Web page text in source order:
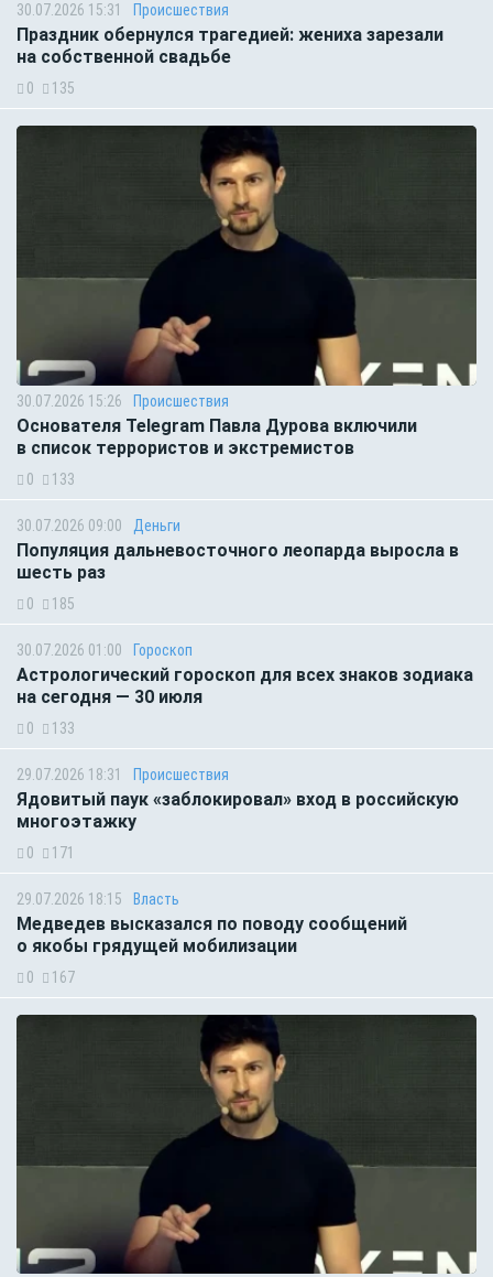
30.07.2026 15:31 Происшествия
Праздник обернулся трагедией: жениха зарезали
на собственной свадьбе
0 135
30.07.2026 15:26 Происшествия
Основателя Telegram Павла Дурова включили
в список террористов и экстремистов
0 133
30.07.2026 09:00 Деньги
Популяция дальневосточного леопарда выросла в
шесть раз
0 185
30.07.2026 01:00 Гороскоп
Астрологический гороскоп для всех знаков зодиака
на сегодня — 30 июля
0 133
29.07.2026 18:31 Происшествия
Ядовитый паук «заблокировал» вход в российскую
многоэтажку
0 171
29.07.2026 18:15 Власть
Медведев высказался по поводу сообщений
о якобы грядущей мобилизации
0 167